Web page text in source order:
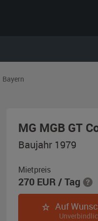
Bayern
MG MGB GT
Baujahr 1979
Mietpreis
270 EUR/ Tag
Auf